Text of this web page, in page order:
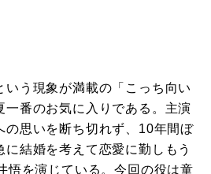
う現象が満載の「こっち向い
一番のお気に入りである。主演
の思いを断ち切れず、10年間ぼ
結婚を考えて恋愛に勤しもう
悟を演じている。今回の役は童